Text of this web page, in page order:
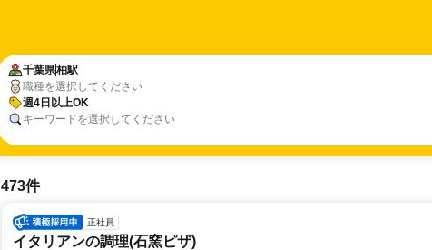
千葉県柏駅
職種を選択してください
週4日以上OK
キーワードを選択してください
473件
正社員
イタリアンの調理(石窯ピザ)